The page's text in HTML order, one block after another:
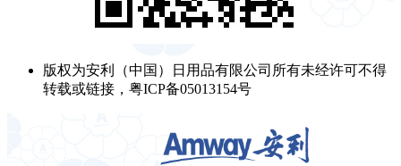
版权为安利（中国）日用品有限公司所有未经许可不得
转载或链接，粤ICP备05013154号